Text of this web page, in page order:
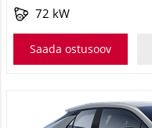
72 kW
Saada ostusoov